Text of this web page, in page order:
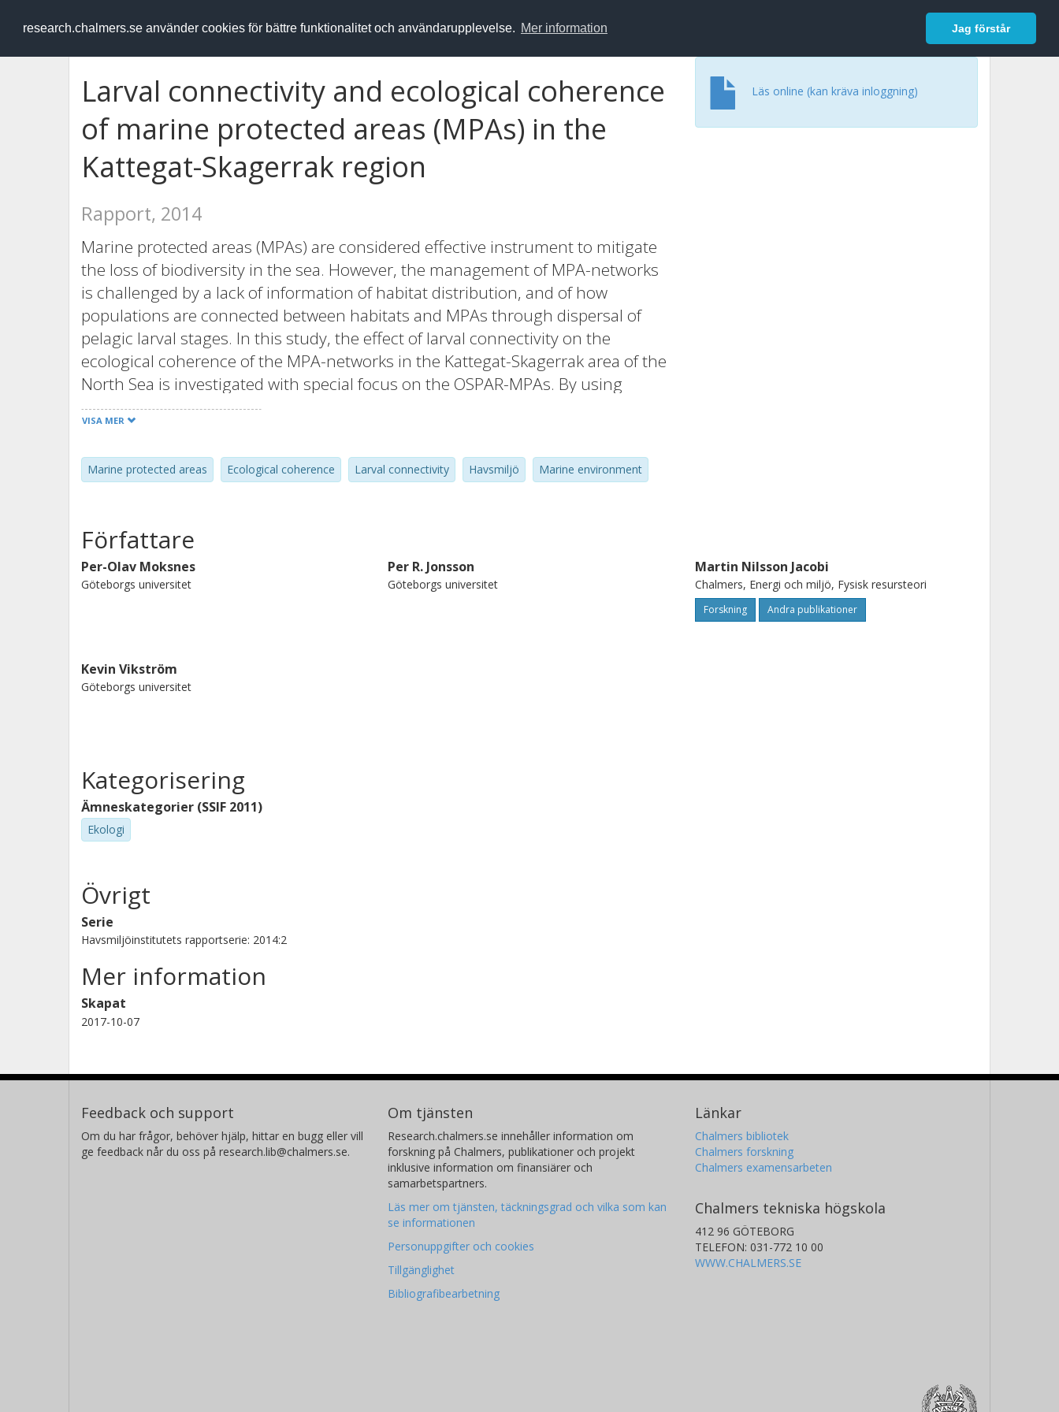
research.chalmers.se använder cookies för bättre funktionalitet och användarupplevelse. Mer information Jag förstår
RESEARCH.chalmers.se Logga in
Larval connectivity and ecological coherence
of marine protected areas (MPAs) in the
Kattegat-Skagerrak region
Rapport, 2014
Marine protected areas (MPAs) are considered effective instrument to mitigate
the loss of biodiversity in the sea. However, the management of MPA-networks
is challenged by a lack of information of habitat distribution, and of how
populations are connected between habitats and MPAs through dispersal of
pelagic larval stages. In this study, the effect of larval connectivity on the
ecological coherence of the MPA-networks in the Kattegat-Skagerrak area of the
North Sea is investigated with special focus on the OSPAR-MPAs. By using
biophysical models, the larval dispersal and connectivity of benthic organisms
in the Kattegat-Skagerrak area is assessed. The report also aims to assess if a
series of new model tools can be applied to identify optimal MPA-networks for
benthic communities, and evaluate the existing MPA-networks with regards to
VISA MER
Marine protected areas Ecological coherence Larval connectivity Havsmiljö Marine environment
Läs online (kan kräva inloggning)
Författare
Per-Olav Moksnes
Göteborgs universitet
Per R. Jonsson
Göteborgs universitet
Martin Nilsson Jacobi
Chalmers, Energi och miljö, Fysisk resursteori
Forskning Andra publikationer
Kevin Vikström
Göteborgs universitet
Kategorisering
Ämneskategorier (SSIF 2011)
Ekologi
Övrigt
Serie
Havsmiljöinstitutets rapportserie: 2014:2
Mer information
Skapat
2017-10-07
Feedback och support
Om du har frågor, behöver hjälp, hittar en bugg eller vill
ge feedback når du oss på research.lib@chalmers.se.
Om tjänsten
Research.chalmers.se innehåller information om
forskning på Chalmers, publikationer och projekt
inklusive information om finansiärer och
samarbetspartners.
Läs mer om tjänsten, täckningsgrad och vilka som kan
se informationen
Personuppgifter och cookies
Tillgänglighet
Bibliografibearbetning
Länkar
Chalmers bibliotek
Chalmers forskning
Chalmers examensarbeten
Chalmers tekniska högskola
412 96 GÖTEBORG
TELEFON: 031-772 10 00
WWW.CHALMERS.SE